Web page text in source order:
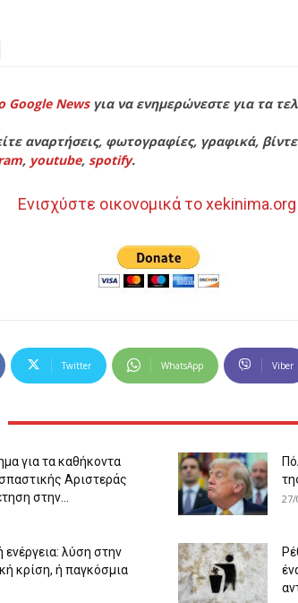
Google Newsγια να ενημερώνεστε για τα
αναρτήσεις, φωτογραφίες, γραφικά,
, youtube, spotify.
Ενισχύστε οικονομικά το xekinima.org
Twitter WhatsApp Viber
για τα καθήκοντα
Αριστεράς
στην...
27/
ενέργεια: λύση στην
κρίση, ή παγκόσμια